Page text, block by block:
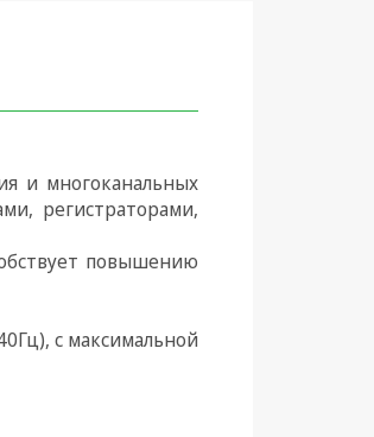
и многоканальных
регистраторами,
повышению
с максимальной